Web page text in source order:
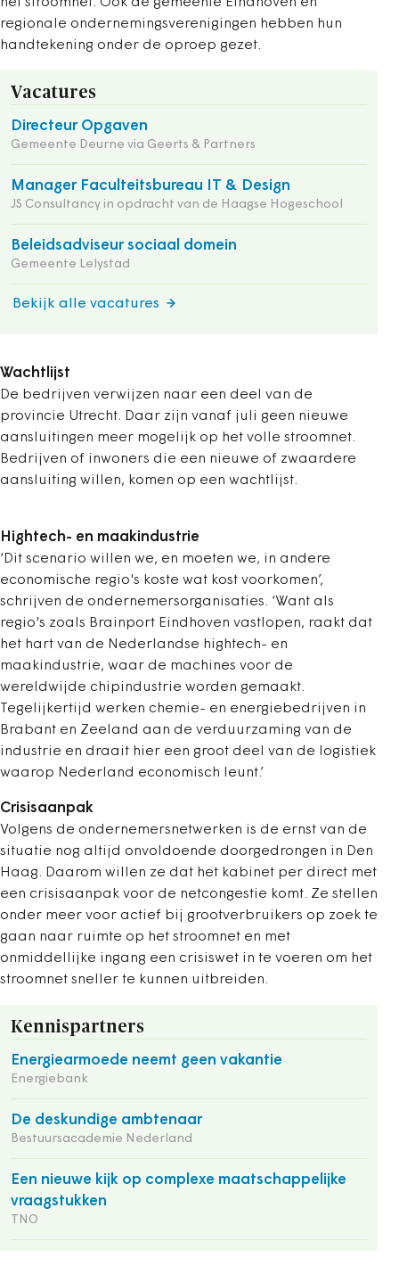
regionale ondernemingsverenigingen hebben hun
handtekening onder de oproep gezet.
Vacatures
Directeur Opgaven
Gemeente Deurne via Geerts & Partners
Manager Faculteitsbureau IT & Design
JS Consultancy in opdracht van de Haagse Hogeschool
Beleidsadviseur sociaal domein
Gemeente Lelystad
Bekijk alle vacatures
Wachtlijst
De bedrijven verwijzen naar een deel van de
provincie Utrecht. Daar zijn vanaf juli geen nieuwe
aansluitingen meer mogelijk op het volle stroomnet.
Bedrijven of inwoners die een nieuwe of zwaardere
aansluiting willen, komen op een wachtlijst.
Hightech- en maakindustrie
‘Dit scenario willen we, en moeten we, in andere
economische regio's koste wat kost voorkomen’,
schrijven de ondernemersorganisaties. ‘Want als
regio's zoals Brainport Eindhoven vastlopen, raakt dat
het hart van de Nederlandse hightech- en
maakindustrie, waar de machines voor de
wereldwijde chipindustrie worden gemaakt.
Tegelijkertijd werken chemie- en energiebedrijven in
Brabant en Zeeland aan de verduurzaming van de
industrie en draait hier een groot deel van de logistiek
waarop Nederland economisch leunt.’
Crisisaanpak
Volgens de ondernemersnetwerken is de ernst van de
situatie nog altijd onvoldoende doorgedrongen in Den
Haag. Daarom willen ze dat het kabinet per direct met
een crisisaanpak voor de netcongestie komt. Ze stellen
onder meer voor actief bij grootverbruikers op zoek te
gaan naar ruimte op het stroomnet en met
onmiddellijke ingang een crisiswet in te voeren om het
stroomnet sneller te kunnen uitbreiden.
Kennispartners
Energiearmoede neemt geen vakantie
Energiebank
De deskundige ambtenaar
Bestuursacademie Nederland
Een nieuwe kijk op complexe maatschappelijke
vraagstukken
TNO